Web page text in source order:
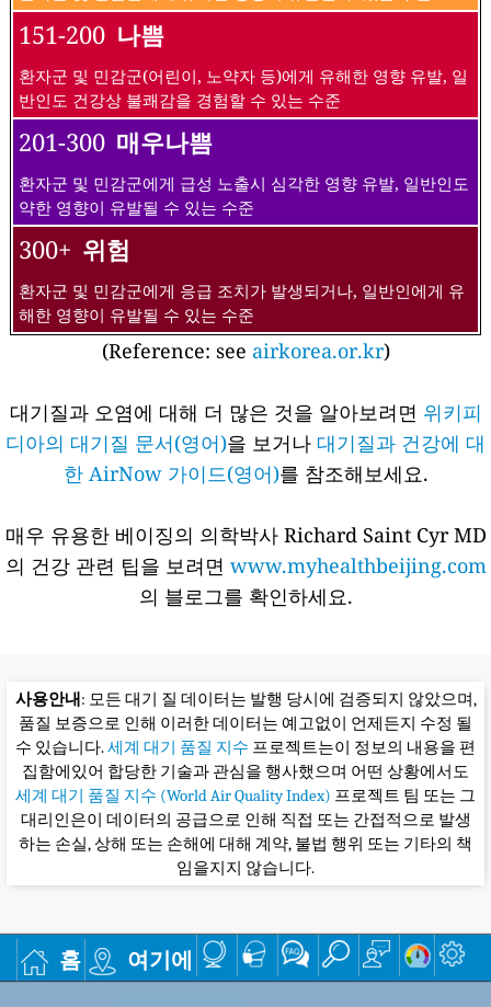
151-200 나쁨
환자군 및 민감군(어린이, 노약자 등)에게 유해한 영향 유발, 일
반인도 건강상 불쾌감을 경험할 수 있는 수준
201-300 매우나쁨
환자군 및 민감군에게 급성 노출시 심각한 영향 유발, 일반인도
약한 영향이 유발될 수 있는 수준
300+ 위험
환자군 및 민감군에게 응급 조치가 발생되거나, 일반인에게 유
해한 영향이 유발될 수 있는 수준
(Reference: see airkorea.or.kr)
대기질과 오염에 대해 더 많은 것을 알아보려면 위키피
디아의 대기질 문서(영어)을 보거나 대기질과 건강에 대
한 AirNow 가이드(영어)를 참조해보세요.
매우 유용한 베이징의 의학박사 Richard Saint Cyr MD
의 건강 관련 팁을 보려면 www.myhealthbeijing.com
의 블로그를 확인하세요.
사용안내: 모든 대기 질 데이터는 발행 당시에 검증되지 않았으며,
품질 보증으로 인해 이러한 데이터는 예고없이 언제든지 수정 될
수 있습니다.세계 대기 품질 지수 프로젝트는이 정보의 내용을 편
집함에있어 합당한 기술과 관심을 행사했으며 어떤 상황에서도
세계 대기 품질 지수 (World Air Quality Index) 프로젝트 팀 또는 그
대리인은이 데이터의 공급으로 인해 직접 또는 간접적으로 발생
하는 손실, 상해 또는 손해에 대해 계약, 불법 행위 또는 기타의 책
임을지지 않습니다.
홈 여기에